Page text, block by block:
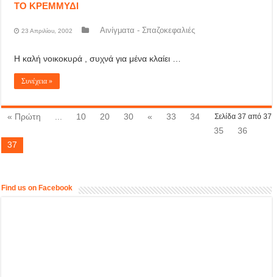
ΤΟ ΚΡΕΜΜΥΔΙ
23 Απριλίου, 2002 Αινίγματα - Σπαζοκεφαλιές
Η καλή νοικοκυρά , συχνά για μένα κλαίει …
Συνέχεια »
Σελίδα 37 από 37
« Πρώτη 10 20 30 « 33
34
35
36
37
Find us on Facebook